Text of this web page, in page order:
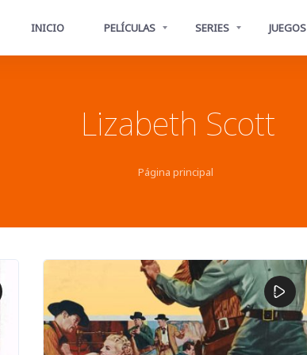
INICIO PELÍCULAS SERIES JUEGOS
Lizabeth Scott
Página principal